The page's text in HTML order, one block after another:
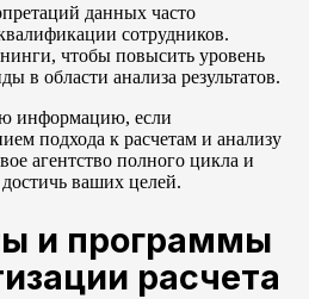
данных часто
сотрудников.
чтобы повысить уровень
в области анализа результатов.
информацию, если
подхода к расчетам и анализу
агентство полного цикла и
ваших целей.
и программы
расчета